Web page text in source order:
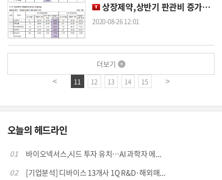
상장제약,상반기 판관비 증가율 톱5 'ST팜 삼성 경남 한국유니온 메디톡스'
2020-08-26 12:01
더보기
11 12 13 14 15
오늘의 헤드라인
01
바이오넥서스,시드 투자 유치…AI 과학자 에...
02
[기업분석] 디바이스 13개사 1Q R&D·해외매...